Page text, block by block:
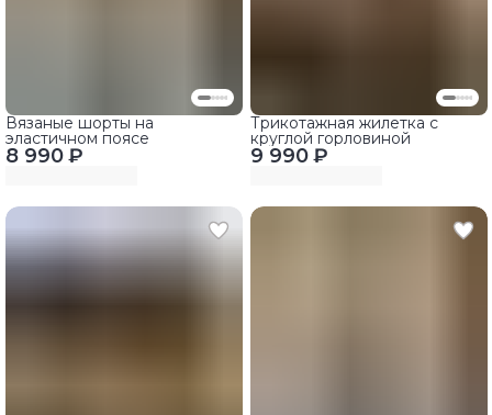
8 990 ₽
Вязаные шорты на
эластичном поясе
9 990 ₽
Трикотажная жилетка с
круглой горловиной